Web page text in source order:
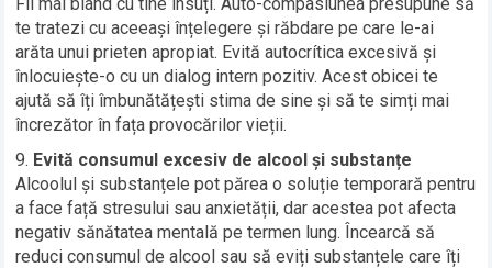
te tratezi cu aceeași înțelegere și răbdare pe care le-ai
arăta unui prieten apropiat. Evită autocrítica excesivă și
înlocuiește-o cu un dialog intern pozitiv. Acest obicei te
ajută să îți îmbunătățești stima de sine și să te simți mai
încrezător în fața provocărilor vieții.
Evită consumul excesiv de alcool și substanțe
Alcoolul și substanțele pot părea o soluție temporară pentru
a face față stresului sau anxietății, dar acestea pot afecta
negativ sănătatea mentală pe termen lung. Încearcă să
reduci consumul de alcool sau să eviți substanțele care îți